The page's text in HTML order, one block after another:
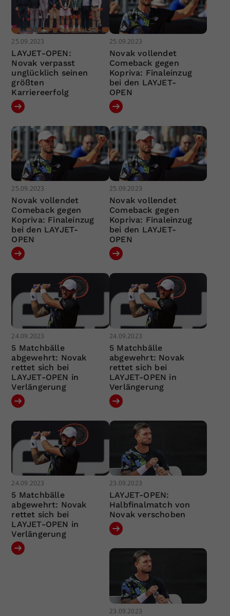
25.09.2023
LAYJET-OPEN:
Novak verpasst
unglücklich seinen
größten
Karriereerfolg
25.09.2023
Novak vollendet
Comeback gegen
Kopriva: Finaleinzug
bei den LAYJET-
OPEN
25.09.2023
Novak vollendet
Comeback gegen
Kopriva: Finaleinzug
bei den LAYJET-
OPEN
25.09.2023
Novak vollendet
Comeback gegen
Kopriva: Finaleinzug
bei den LAYJET-
OPEN
24.09.2023
5 Matchbälle
abgewehrt: Novak
rettet sich bei
LAYJET-OPEN in
Verlängerung
24.09.2023
5 Matchbälle
abgewehrt: Novak
rettet sich bei
LAYJET-OPEN in
Verlängerung
24.09.2023
5 Matchbälle
abgewehrt: Novak
rettet sich bei
LAYJET-OPEN in
Verlängerung
23.09.2023
LAYJET-OPEN:
Halbfinalmatch von
Novak verschoben
23.09.2023